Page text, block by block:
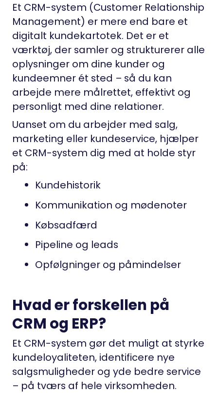
Et CRM-system (Customer Relationship
Management) er mere end bare et
digitalt kundekartotek. Det er et
værktøj, der samler og strukturerer alle
oplysninger om dine kunder og
kundeemner ét sted – så du kan
arbejde mere målrettet, effektivt og
personligt med dine relationer.
Uanset om du arbejder med salg,
marketing eller kundeservice, hjælper
et CRM-system dig med at holde styr
på:
Kundehistorik
Kommunikation og mødenoter
Købsadfærd
Pipeline og leads
Opfølgninger og påmindelser
Hvad er forskellen på
CRM og ERP?
Et CRM-system gør det muligt at styrke
kundeloyaliteten, identificere nye
salgsmuligheder og yde bedre service
– på tværs af hele virksomheden.